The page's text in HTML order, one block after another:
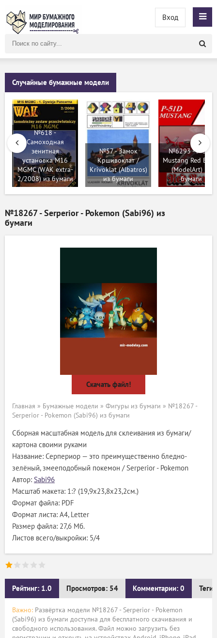
сайту
Вход
Случайные бумажные модели
№618 -
Самоходная
зенитная
установка M16
MGMC (WAK extra-
2/2008) из бумаги
№57 - Замок
Кршивоклат /
Krivoklat (Albatros)
из бумаги
№6293 - P-51D
Mustang Red
(ModelArt) из
бумаги
№18267 - Serperior - Pokemon (Sabi96) из
бумаги
Скачать файл!
Главная » Бумажные модели » Фигуры из бумаги » №18267 -
Serperior - Pokemon (Sabi96) из бумаги
Сборная масштабная модель для склеивания из бумаги/
картона своими руками
Название: Серпериор — это преимущественно бледно-
зелёный, змееподобный покемон / Serperior - Pokemon
Автор: Sabi96
Масштаб макета: 1:? (19,9х23,8х23,2см.)
Формат файла: PDF
Формат листа: А4, Letter
Размер файла: 27,6 Мб.
Листов всего/выкройки: 5/4
Рейтинг: 1.0 Просмотров: 54 Комментарии: 0 Теги:
Важно: Развёртка модели №18267 - Serperior - Pokemon
(Sabi96) из бумаги доступна для бесплатного скачивания и
свободного использования. Файл можно загрузить без